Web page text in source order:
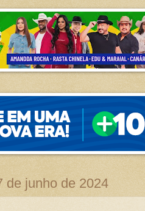
de junho de 2024